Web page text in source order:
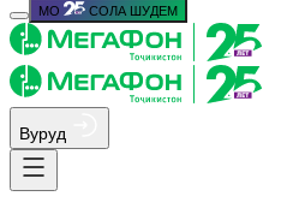
МО СОЛА ШУДЕМ
Вуруд